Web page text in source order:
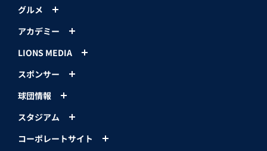
グルメ
アカデミー
LIONS MEDIA
スポンサー
球団情報
スタジアム
コーポレートサイト